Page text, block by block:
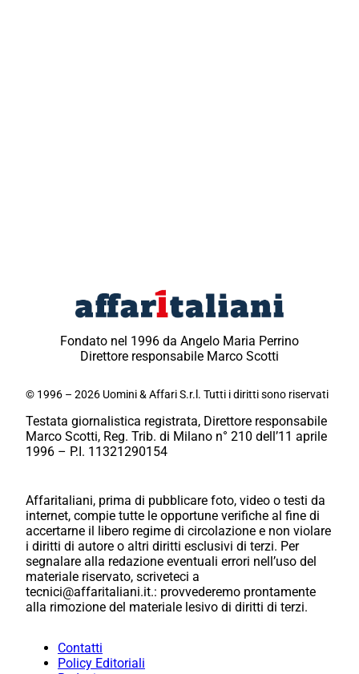
Fondato nel 1996 da Angelo Maria Perrino
Direttore responsabile Marco Scotti
© 1996 – 2026 Uomini & Affari S.r.l. Tutti i diritti sono riservati
Testata giornalistica registrata, Direttore responsabile
Marco Scotti, Reg. Trib. di Milano n° 210 dell’11 aprile
1996 – P.I. 11321290154
Affaritaliani, prima di pubblicare foto, video o testi da
internet, compie tutte le opportune verifiche al fine di
accertarne il libero regime di circolazione e non violare
i diritti di autore o altri diritti esclusivi di terzi. Per
segnalare alla redazione eventuali errori nell’uso del
materiale riservato, scriveteci a
tecnici@affaritaliani.it.: provvederemo prontamente
alla rimozione del materiale lesivo di diritti di terzi.
Contatti
Policy Editoriali